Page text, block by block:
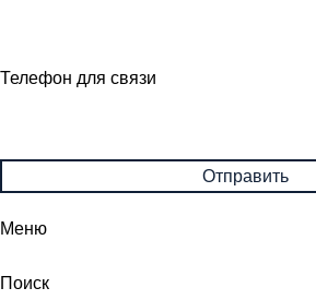
Телефон для связи
Меню
Поиск